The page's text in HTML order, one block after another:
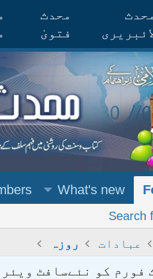
محدث
محدث
فتویٰ
What's new
Search
عبادات روزہ